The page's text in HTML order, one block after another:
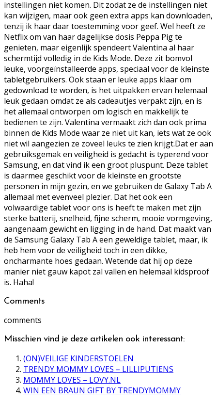
instellingen niet komen. Dit zodat ze de instellingen niet
kan wijzigen, maar ook geen extra apps kan downloaden,
tenzij ik haar daar toestemming voor geef. Wel heeft ze
Netflix om van haar dagelijkse dosis Peppa Pig te
genieten, maar eigenlijk spendeert Valentina al haar
schermtijd volledig in de Kids Mode. Deze zit bomvol
leuke, voorgeïnstalleerde apps, speciaal voor de kleinste
tabletgebruikers. Ook staan er leuke apps klaar om
gedownload te worden, is het uitpakken ervan helemaal
leuk gedaan omdat ze als cadeautjes verpakt zijn, en is
het allemaal ontworpen om logisch en makkelijk te
bedienen te zijn. Valentina vermaakt zich dan ook prima
binnen de Kids Mode waar ze niet uit kan, iets wat ze ook
niet wil aangezien ze zoveel leuks te zien krijgt.Dat er aan
gebruiksgemak en veiligheid is gedacht is typerend voor
Samsung, en dat vind ik een groot pluspunt. Deze tablet
is daarmee geschikt voor de kleinste en grootste
personen in mijn gezin, en we gebruiken de Galaxy Tab A
allemaal met evenveel plezier. Dat het ook een
volwaardige tablet voor ons is heeft te maken met zijn
sterke batterij, snelheid, fijne scherm, mooie vormgeving,
aangenaam gewicht en ligging in de hand. Dat maakt van
de Samsung Galaxy Tab A een geweldige tablet, maar, ik
heb hem voor de veiligheid toch in een dikke,
oncharmante hoes gedaan. Wetende dat hij op deze
manier niet gauw kapot zal vallen en helemaal kidsproof
is. Haha!
Comments
comments
Misschien vind je deze artikelen ook interessant:
(ON)VEILIGE KINDERSTOELEN
TRENDY MOMMY LOVES – LILLIPUTIENS
MOMMY LOVES – LOVY.NL
WIN EEN BRAUN GIFT BY TRENDYMOMMY